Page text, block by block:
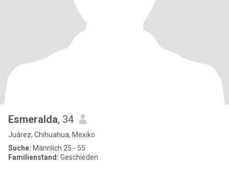
Esmeralda, 34
Juárez, Chihuahua, Mexiko
Suche: Männlich 25 - 55
Familienstand: Geschieden